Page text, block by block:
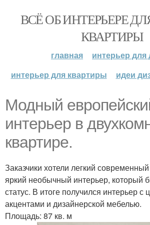
ВСЁ ОБ ИНТЕРЬЕРЕ
КВАРТИРЫ
главная
интерьер для
интерьер для квартиры
идеи
Модный
интерьер в
квартире.
Заказчики хотели легкий
яркий необычный интерьер, который
статус. В итоге получился интерьер с
акцентами и дизайнерской мебелью.
Площадь: 87 кв. м